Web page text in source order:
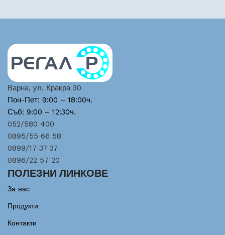
Варна, ул. Кракра 30
Пон-Пет: 9:00 – 18:00ч.
Съб: 9:00 – 12:30ч.
052/580 400
0895/55 66 58
0899/17 37 37
0896/22 57 20
ПОЛЕЗНИ ЛИНКОВЕ
За нас
Продукти
Контакти